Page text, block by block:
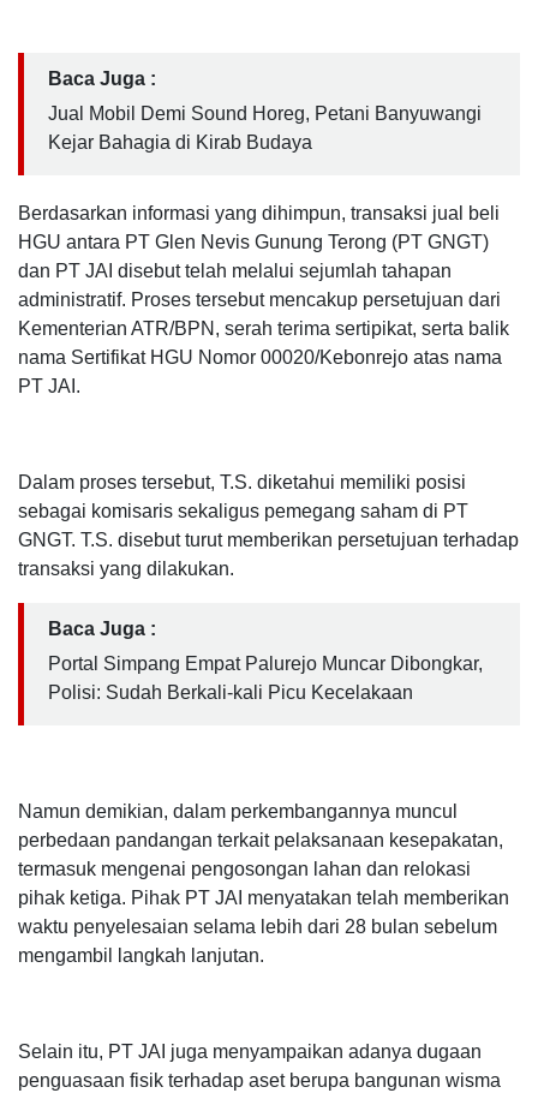
Baca Juga :
Jual Mobil Demi Sound Horeg, Petani Banyuwangi
Kejar Bahagia di Kirab Budaya
Berdasarkan informasi yang dihimpun, transaksi jual beli
HGU antara PT Glen Nevis Gunung Terong (PT GNGT)
dan PT JAI disebut telah melalui sejumlah tahapan
administratif. Proses tersebut mencakup persetujuan dari
Kementerian ATR/BPN, serah terima sertipikat, serta balik
nama Sertifikat HGU Nomor 00020/Kebonrejo atas nama
PT JAI.
Dalam proses tersebut, T.S. diketahui memiliki posisi
sebagai komisaris sekaligus pemegang saham di PT
GNGT. T.S. disebut turut memberikan persetujuan terhadap
transaksi yang dilakukan.
Baca Juga :
Portal Simpang Empat Palurejo Muncar Dibongkar,
Polisi: Sudah Berkali-kali Picu Kecelakaan
Namun demikian, dalam perkembangannya muncul
perbedaan pandangan terkait pelaksanaan kesepakatan,
termasuk mengenai pengosongan lahan dan relokasi
pihak ketiga. Pihak PT JAI menyatakan telah memberikan
waktu penyelesaian selama lebih dari 28 bulan sebelum
mengambil langkah lanjutan.
Selain itu, PT JAI juga menyampaikan adanya dugaan
penguasaan fisik terhadap aset berupa bangunan wisma